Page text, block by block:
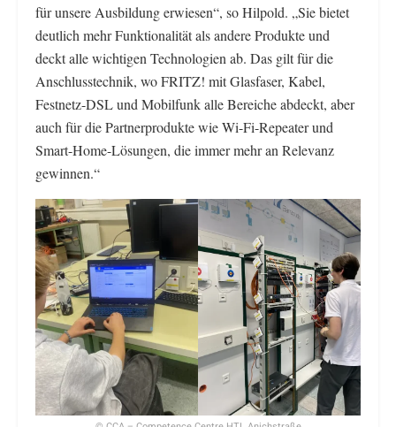
für unsere Ausbildung erwiesen“, so Hilpold. „Sie bietet
deutlich mehr Funktionalität als andere Produkte und
deckt alle wichtigen Technologien ab. Das gilt für die
Anschlusstechnik, wo FRITZ! mit Glasfaser, Kabel,
Festnetz-DSL und Mobilfunk alle Bereiche abdeckt, aber
auch für die Partnerprodukte wie Wi-Fi-Repeater und
Smart-Home-Lösungen, die immer mehr an Relevanz
gewinnen.“